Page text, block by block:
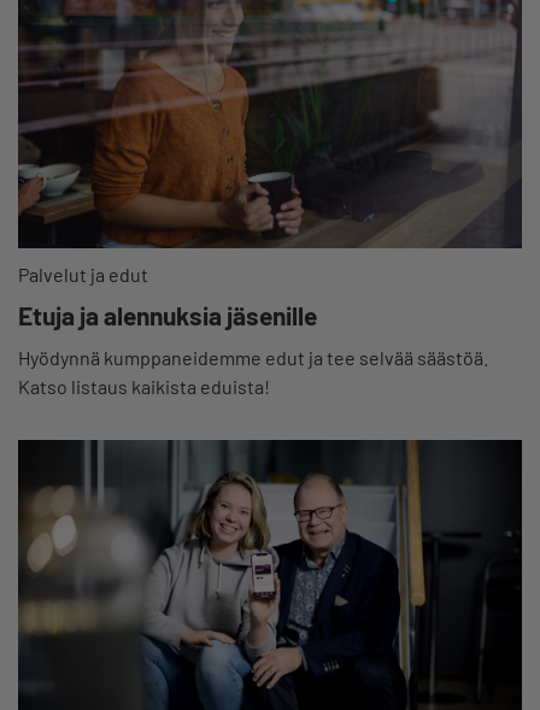
Palvelut ja edut
Etuja ja alennuksia jäsenille
Hyödynnä kumppaneidemme edut ja tee selvää säästöä.
Katso listaus kaikista eduista!